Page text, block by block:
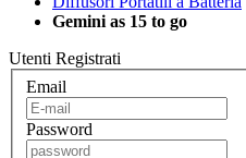
Gemini as 15 to go
Utenti Registrati
Email
Password